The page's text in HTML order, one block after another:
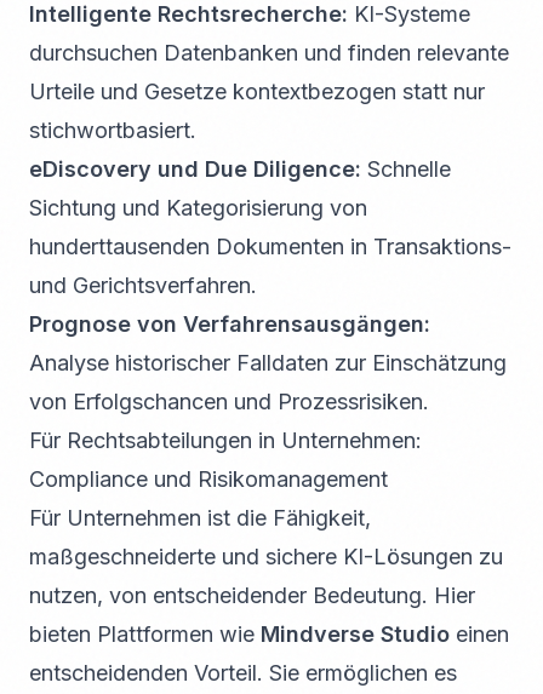
Intelligente Rechtsrecherche: KI-Systeme
durchsuchen Datenbanken und finden relevante
Urteile und Gesetze kontextbezogen statt nur
stichwortbasiert.
eDiscovery und Due Diligence: Schnelle
Sichtung und Kategorisierung von
hunderttausenden Dokumenten in Transaktions-
und Gerichtsverfahren.
Prognose von Verfahrensausgängen:
Analyse historischer Falldaten zur Einschätzung
von Erfolgschancen und Prozessrisiken.
Für Rechtsabteilungen in Unternehmen:
Compliance und Risikomanagement
Für Unternehmen ist die Fähigkeit,
maßgeschneiderte und sichere KI-Lösungen zu
nutzen, von entscheidender Bedeutung. Hier
bieten Plattformen wie Mindverse Studio einen
entscheidenden Vorteil. Sie ermöglichen es